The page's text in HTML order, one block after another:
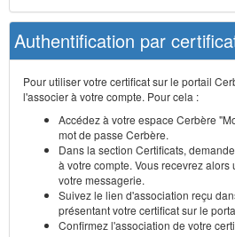
Authentification par
Pour utiliser votre certificat sur le portail
l'associer à votre compte. Pour cela :
Accédez à votre espace Cerbère
mot de passe Cerbère.
Dans la section Certificats,
à votre compte. Vous recevrez
votre messagerie.
Suivez le lien d'association reçu
présentant votre certificat sur le
Confirmez l'association de votre